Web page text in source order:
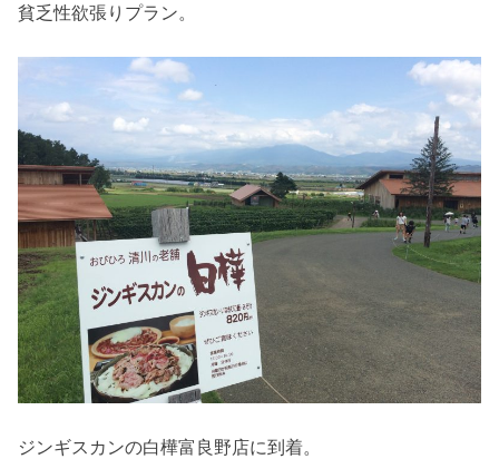
貧乏性欲張りプラン。
ジンギスカンの白樺富良野店に到着。